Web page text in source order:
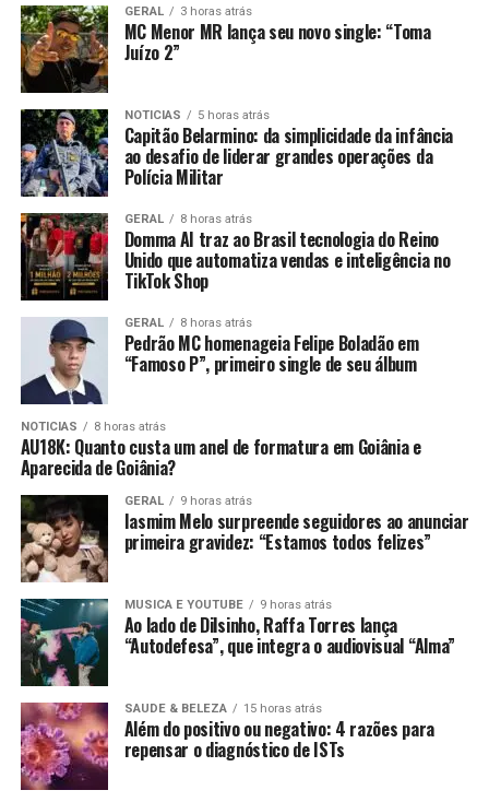
GERAL 3 horas atrás
MC Menor MR lança seu novo single: “Toma
Juízo 2”
NOTICIAS 5 horas atrás
Capitão Belarmino: da simplicidade da infância
ao desafio de liderar grandes operações da
Polícia Militar
GERAL 8 horas atrás
Domma AI traz ao Brasil tecnologia do Reino
Unido que automatiza vendas e inteligência no
TikTok Shop
GERAL 8 horas atrás
Pedrão MC homenageia Felipe Boladão em
“Famoso P”, primeiro single de seu álbum
NOTICIAS 8 horas atrás
AU18K: Quanto custa um anel de formatura em Goiânia e
Aparecida de Goiânia?
GERAL 9 horas atrás
Iasmim Melo surpreende seguidores ao anunciar
primeira gravidez: “Estamos todos felizes”
MUSICA E YOUTUBE 9 horas atrás
Ao lado de Dilsinho, Raffa Torres lança
“Autodefesa”, que integra o audiovisual “Alma”
SAUDE & BELEZA 15 horas atrás
Além do positivo ou negativo: 4 razões para
repensar o diagnóstico de ISTs